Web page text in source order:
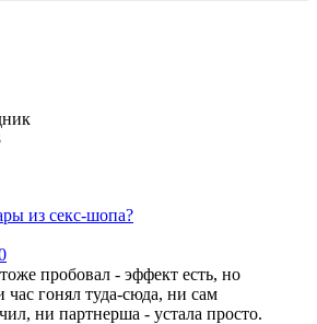
из секс-шопа?
пробовал - эффект есть, но
гонял туда-сюда, ни сам
ни партнерша - устала просто.